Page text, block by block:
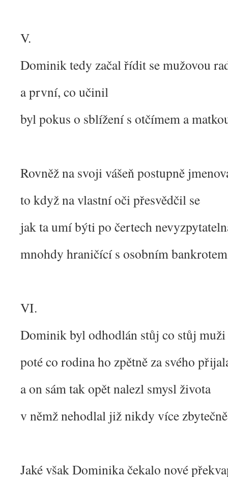
V.
Dominik tedy začal řídit se mužovou
a první, co učinil
byl pokus o sblížení s otčímem a
Rovněž na svoji vášeň postupně
to když na vlastní oči přesvědčil se
jak ta umí býti po čertech
mnohdy hraničící s osobním bankrotem
VI.
Dominik byl odhodlán stůj co stůj muži
poté co rodina ho zpětně za svého
a on sám tak opět nalezl smysl života
v němž nehodlal již nikdy více
Jaké však Dominika čekalo nové